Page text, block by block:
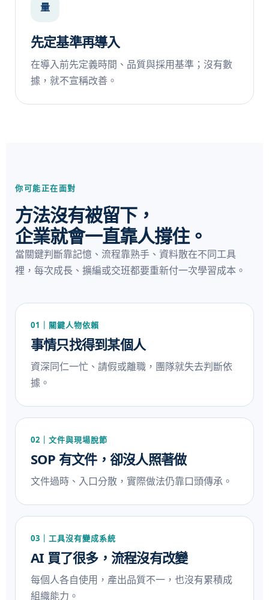
量
先定基準再導入
在導入前先定義時間、品質與採用基準；沒有數
據，就不宣稱改善。
你可能正在面對
方法沒有被留下，
企業就會一直靠人撐住。
當關鍵判斷靠記憶、流程靠熟手、資料散在不同工具
裡，每次成長、擴編或交班都要重新付一次學習成本。
01｜關鍵人物依賴
事情只找得到某個人
資深同仁一忙、請假或離職，團隊就失去判斷依
據。
02｜文件與現場脫節
SOP 有文件，卻沒人照著做
文件過時、入口分散，實際做法仍靠口頭傳承。
03｜工具沒有變成系統
AI 買了很多，流程沒有改變
每個人各自使用，產出品質不一，也沒有累積成
組織能力。